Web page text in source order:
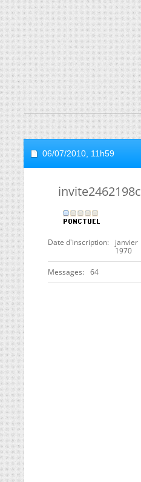
06/07/2010, 11h59
invite2462198c
Date d'inscription
janvier
1970
Messages 64